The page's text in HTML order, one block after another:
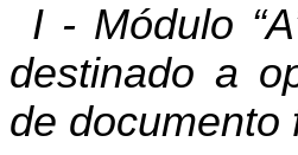
I - Módulo
destinado a
de documento